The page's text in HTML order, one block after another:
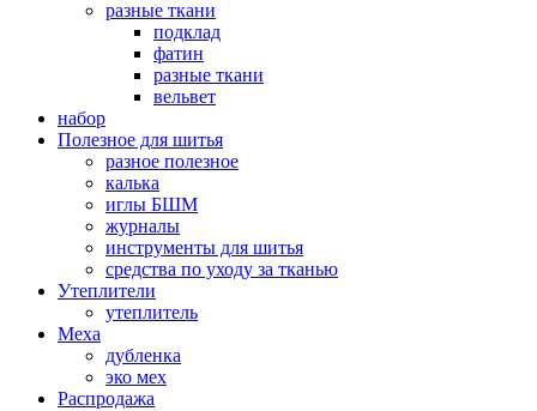
разные ткани
подклад
фатин
разные ткани
вельвет
набор
Полезное для шитья
разное полезное
калька
иглы БШМ
журналы
инструменты для шитья
средства по уходу за тканью
Утеплители
утеплитель
Меха
дубленка
эко мех
Распродажа